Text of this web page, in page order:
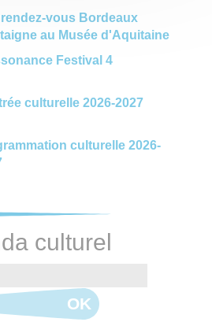
rendez-vous Bordeaux
au Musée d'Aquitaine
Festival 4
culturelle 2026-2027
culturelle 2026-
culturel
OK